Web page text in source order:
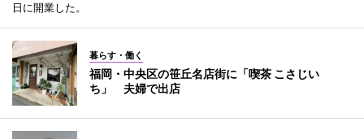
日に開業した。
暮らす・働く
福岡・中央区の笹丘名店街に「喫茶 こさじい
ち」 夫婦で出店